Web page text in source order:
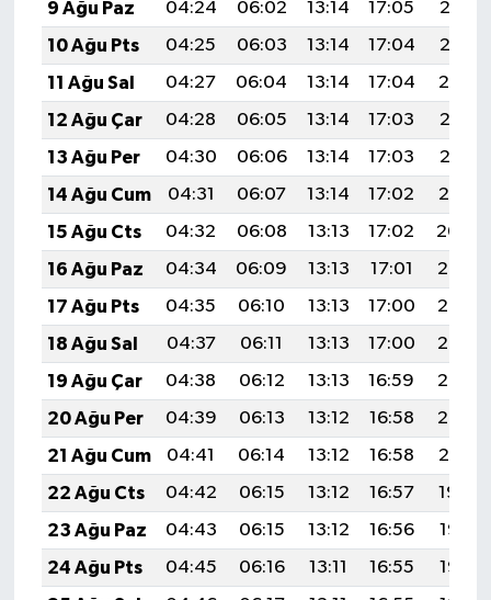
9 Ağu Paz 04:24 06:02 13:14 17:05
20:17
10 Ağu Pts
04:25 06:03 13:14 17:04
20:16
11 Ağu Sal
04:27 06:04 13:14 17:04
20:14
12 Ağu Çar
04:28 06:05 13:14 17:03
20:13
13 Ağu Per
04:30 06:06 13:14 17:03
20:12
14 Ağu Cum
04:31 06:07 13:14 17:02
20:10
15 Ağu Cts
04:32 06:08 13:13 17:02
20:09
16 Ağu Paz
04:34 06:09 13:13 17:01
20:08
17 Ağu Pts
04:35 06:10 13:13 17:00
20:06
18 Ağu Sal
04:37 06:11 13:13 17:00
20:05
19 Ağu Çar
04:38 06:12 13:13 16:59
20:03
20 Ağu Per
04:39 06:13 13:12 16:58
20:02
21 Ağu Cum
04:41 06:14 13:12 16:58
20:01
22 Ağu Cts
04:42 06:15 13:12 16:57
19:59
23 Ağu Paz
04:43 06:15 13:12 16:56
19:58
24 Ağu Pts
04:45 06:16 13:11 16:55
19:56